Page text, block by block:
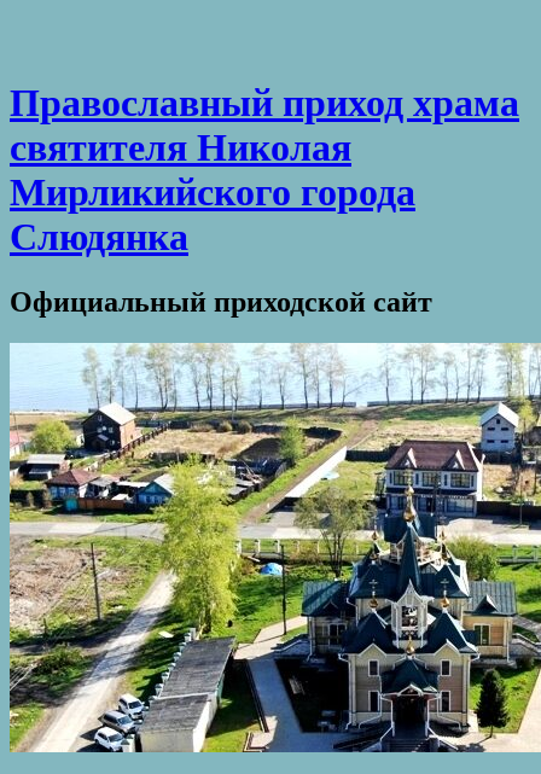
Православный приход храма
святителя Николая
Мирликийского города
Слюдянка
Официальный приходской сайт